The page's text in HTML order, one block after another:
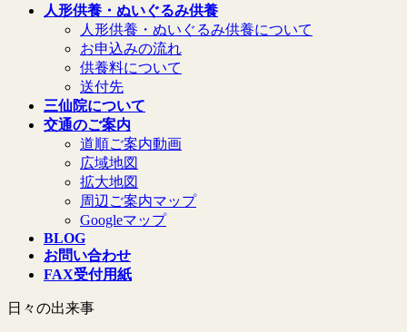
人形供養・ぬいぐるみ供養
人形供養・ぬいぐるみ供養について
お申込みの流れ
供養料について
送付先
三仙院について
交通のご案内
道順ご案内動画
広域地図
拡大地図
周辺ご案内マップ
Googleマップ
BLOG
お問い合わせ
FAX受付用紙
日々の出来事